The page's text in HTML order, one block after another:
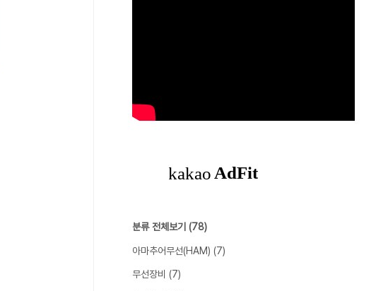
분류 전체보기 (78)
아마추어무선(HAM) (7)
무선장비 (7)